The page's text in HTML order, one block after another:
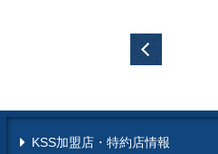
KSS加盟店・特約店情報